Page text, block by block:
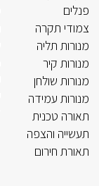
פנלים
צמודי תקרה
מנורות תליה
מנורות קיר
מנורות שולחן
מנורות עמידה
תאורה טכנית
תעשייה והצפה
תאורת חירום